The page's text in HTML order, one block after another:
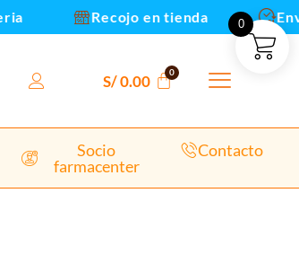
Recojo en tienda
S/0.00
Socio
farmacenter
Contacto
0